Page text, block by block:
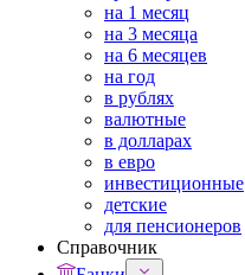
на 1 месяц
на 3 месяца
на 6 месяцев
на год
в рублях
валютные
в долларах
в евро
инвестиционные
детские
для пенсионеров
Справочник